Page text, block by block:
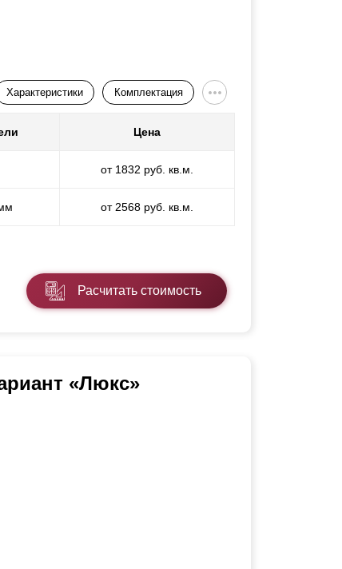
Характеристики Комплектация
Цена
от 1832 руб. кв.м.
от 2568 руб. кв.м.
Расчитать стоимость
«Люкс»